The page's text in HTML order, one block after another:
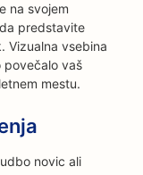
na svojem
predstavite
Vizualna vsebina
povečalo vaš
mestu.
novic ali